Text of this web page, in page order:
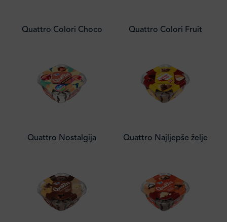
Quattro Colori Choco Quattro Colori Fruit
Quattro Nostalgija Quattro Najljepše želje